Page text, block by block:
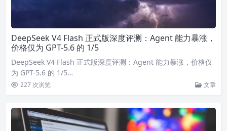
DeepSeek V4 Flash 正式版深度评测：Agent 能力暴涨，
价格仅为 GPT-5.6 的 1/5
DeepSeek V4 Flash 正式版深度评测：Agent 能力暴涨，价格仅
为 GPT-5.6 的 1/5…
227 次浏览 文章